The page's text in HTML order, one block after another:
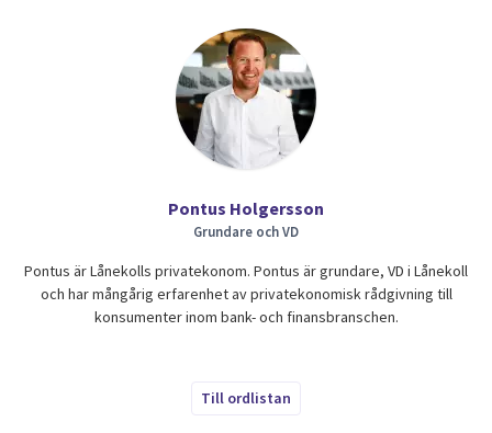
Pontus Holgersson
Grundare och VD
Pontus är Lånekolls privatekonom. Pontus är grundare, VD i Lånekoll
och har mångårig erfarenhet av privatekonomisk rådgivning till
konsumenter inom bank- och finansbranschen.
Till ordlistan